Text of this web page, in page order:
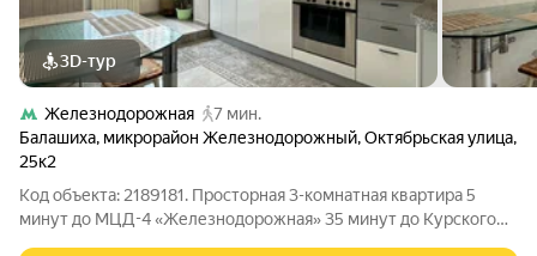
3D-тур
Железнодорожная
7 мин.
Балашиха, микрорайон Железнодорожный,Октябрьская улица,
25к2
Код объекта: 2189181. Просторная 3-комнатная квартира 5
минут до МЦД-4 «Железнодорожная» 35 минут до Курского